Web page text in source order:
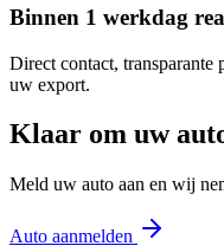
Binnen 1 werkdag
Direct contact, transparante
uw export.
Klaar om uw
Meld uw auto aan en wij
Auto aanmelden